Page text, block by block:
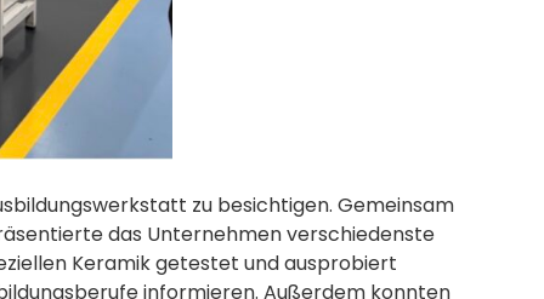
zu besichtigen. Gemeinsam
das Unternehmen verschiedenste
Keramik getestet und ausprobiert
informieren. Außerdem konnten